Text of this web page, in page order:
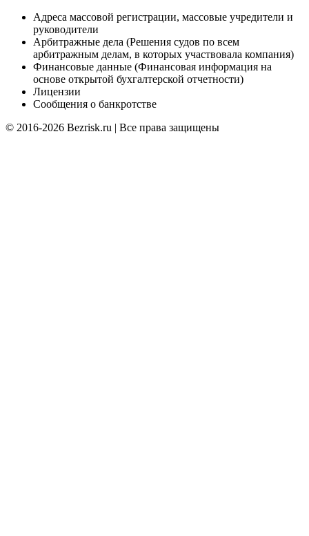
Адреса массовой регистрации, массовые учредители и
руководители
Арбитражные дела (Решения судов по всем
арбитражным делам, в которых участвовала компания)
Финансовые данные (Финансовая информация на
основе открытой бухгалтерской отчетности)
Лицензии
Сообщения о банкротстве
© 2016-2026 Bezrisk.ru | Все права защищены